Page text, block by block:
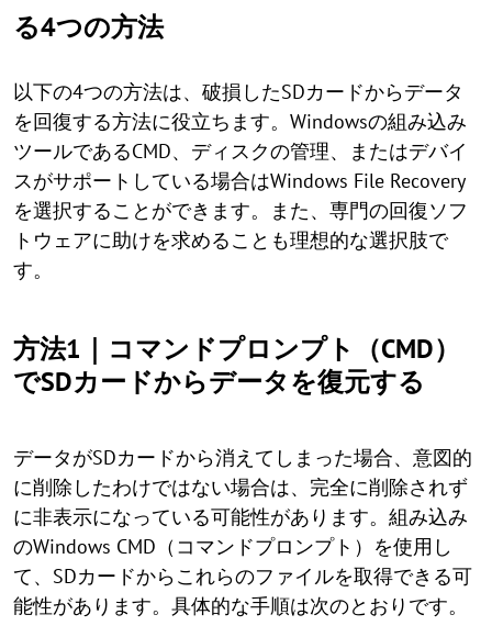
る4つの方法
以下の4つの方法は、破損したSDカードからデータ
を回復する方法に役立ちます。Windowsの組み込み
ツールであるCMD、ディスクの管理、またはデバイ
スがサポートしている場合はWindows File Recovery
を選択することができます。また、専門の回復ソフ
トウェアに助けを求めることも理想的な選択肢で
す。
方法1｜コマンドプロンプト（CMD）
でSDカードからデータを復元する
データがSDカードから消えてしまった場合、意図的
に削除したわけではない場合は、完全に削除されず
に非表示になっている可能性があります。組み込み
のWindows CMD（コマンドプロンプト）を使用し
て、SDカードからこれらのファイルを取得できる可
能性があります。具体的な手順は次のとおりです。